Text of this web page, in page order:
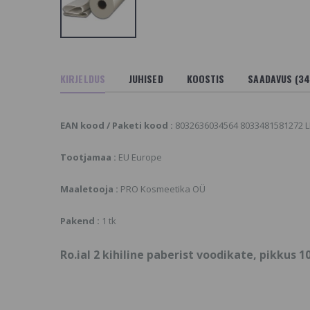
KIRJELDUS JUHISED KOOSTIS SAADAVUS
EAN kood / Paketi kood : 8032636034564 8033481581272
Tootjamaa : EU Europe
Maaletooja : PRO Kosmeetika OÜ
Pakend : 1 tk
Ro.ial 2 kihiline paberist voodikate, pikkus
Vahend
VÄLJAS
kiudkanga rull
15.96 €
Kiirdesinfektant 72%
14.1 €